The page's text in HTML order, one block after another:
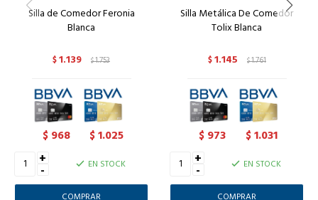
Silla de Comedor Feronia
Blanca
$1.139 $1.753
$ 968 $1.025
+
- EN STOCK
Silla Metálica De Comedor
Tolix Blanca
$1.145 $1.761
$ 973 $1.031
+
- EN STOCK